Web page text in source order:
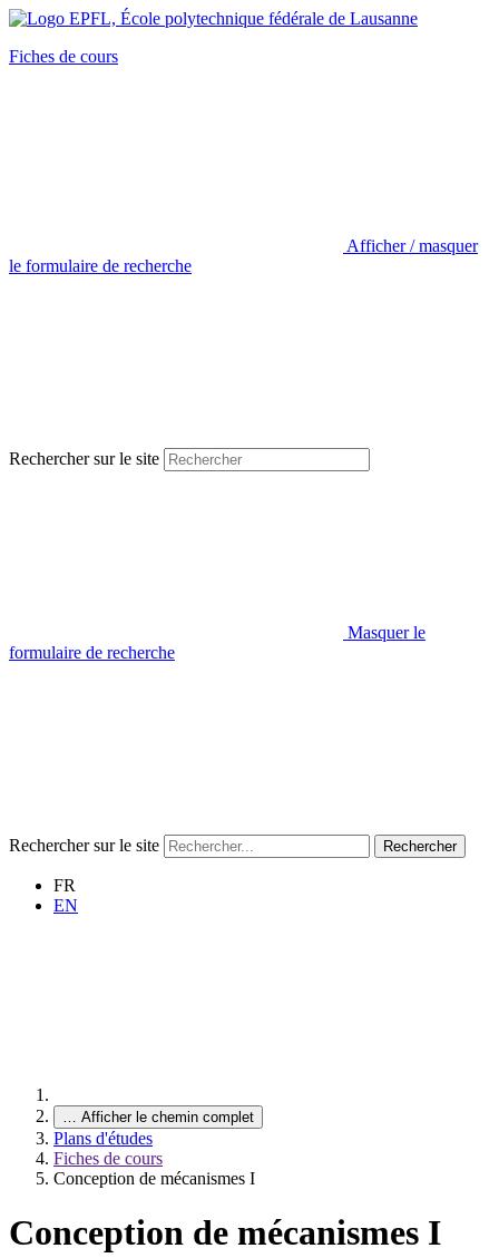
Fiches de cours
Afficher / masquer
le formulaire de recherche
Rechercher sur le site
Masquer le
formulaire de recherche
Rechercher sur le site Rechercher
FR
EN
… Afficher le chemin complet
Plans d'études
Fiches de cours
Conception de mécanismes I
Conception de mécanismes I